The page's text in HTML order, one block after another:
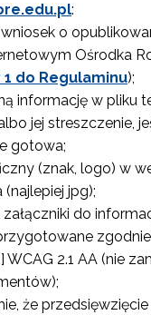
:
o
Ośrodka
1 do Regulaminu);
informację w pliku
jej streszczenie,
gotowa;
(znak, logo) w
jpg);
do
WCAG 2.1 AA (nie
że